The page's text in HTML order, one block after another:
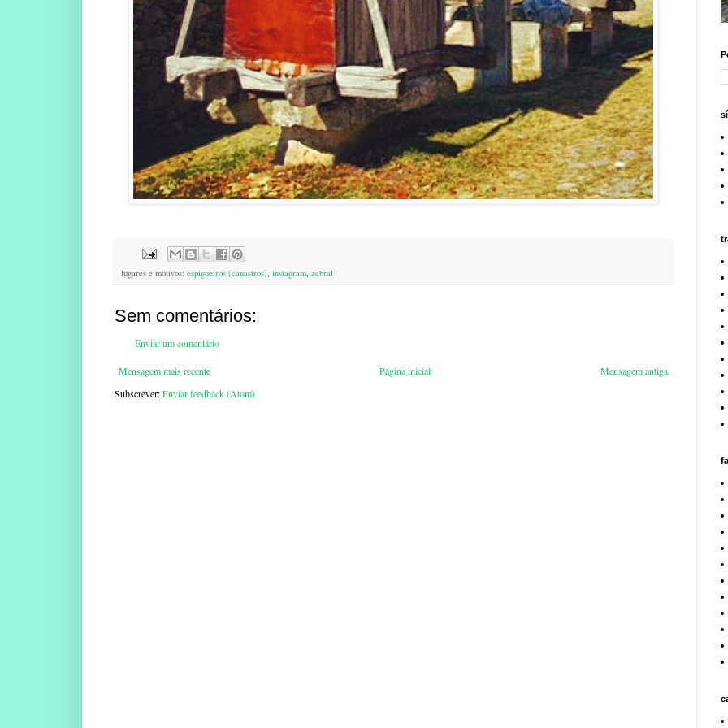
lugares e motivos: espigueiros (canastros), instagram, zebral
Sem comentários:
Enviar um comentário
Mensagem mais recente Mensagem antiga
Página inicial
Subscrever:Enviar feedback (Atom)